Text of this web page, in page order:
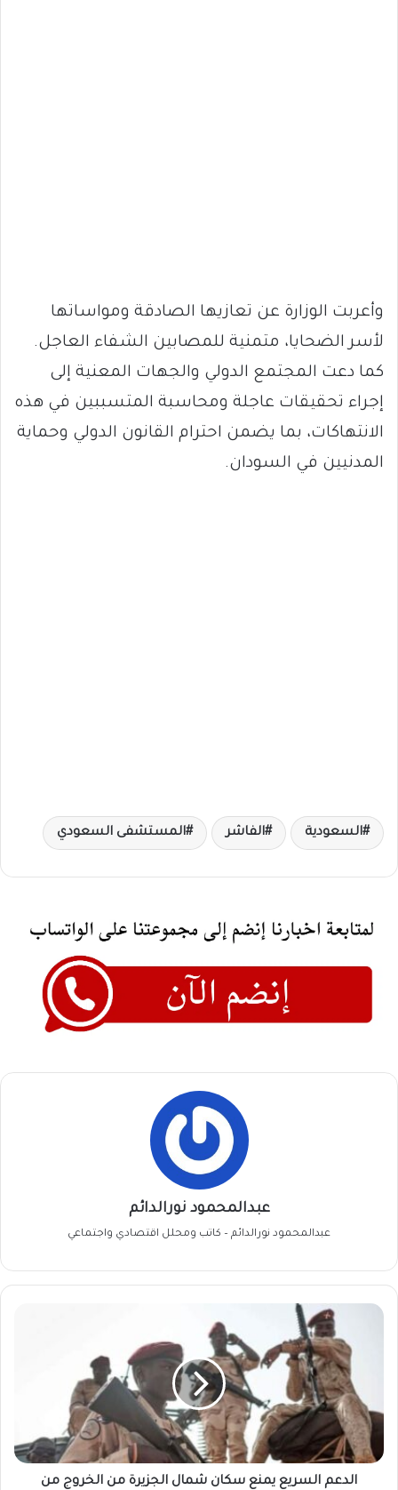
وأعربت الوزارة عن تعازيها الصادقة ومواساتها
لأسر الضحايا، متمنية للمصابين الشفاء العاجل.
كما دعت المجتمع الدولي والجهات المعنية إلى
إجراء تحقيقات عاجلة ومحاسبة المتسببين في هذه
الانتهاكات، بما يضمن احترام القانون الدولي وحماية
المدنيين في السودان.
السعودية الفاشر المستشفى السعودي
عبدالمحمود نورالدائم
عبدالمحمود نورالدائم – كاتب ومحلل اقتصادي واجتماعي
الدعم
شمال
الجزيرة
من
الخروج
من
منازلهمالدعم السريع يمنع سكان شمال الجزيرة من الخروج من